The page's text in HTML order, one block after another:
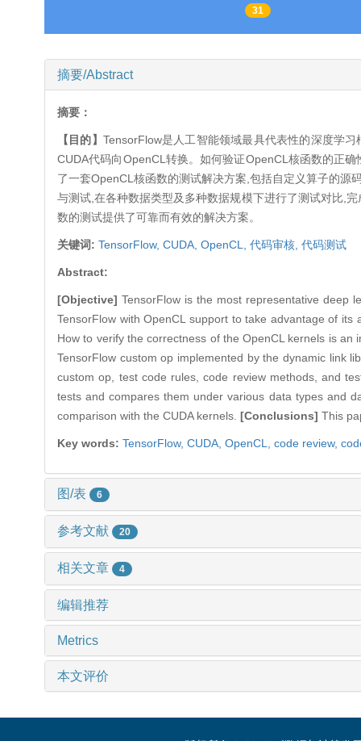
31
摘要/Abstract
摘要：
【目的】 TensorFlow是人工智能领域最具代表性的深度学
CUDA代码向OpenCL转换。如何验证OpenCL核函数的正
了一套OpenCL核函数的测试解决方案,包括自定义算子的源
与测试,在各种数据类型及多种数据规模下进行了测试对比,
数的测试提供了可靠而有效的解决方案。
关键词: TensorFlow, CUDA, OpenCL, 代码审核, 代码测试
Abstract:
[Objective] TensorFlow is the most representative deep
TensorFlow with OpenCL support to take advantage of
How to verify the correctness of the OpenCL kernels is
TensorFlow custom op implemented by the dynamic link
custom op, test code rules, code review methods, and
tests and compares them under various data types and
comparison with the CUDA kernels. [Conclusions] This
Key words: TensorFlow, CUDA, OpenCL, code review,
图/表 6
参考文献 20
相关文章 4
编辑推荐
Metrics
本文评价